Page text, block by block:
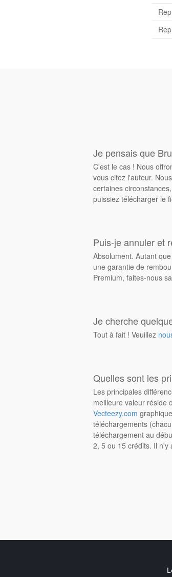
Je pensais que
C'est le cas ! Nous
vous citez l'auteur.
certaines
puissiez télécharger le
Puis-je annuler et
Absolument. Autant
une garantie de
Premium, faites-nous
Je cherche
Tout à fait ! Veuillez
Quelles sont les
Les principales
meilleure valeur réside
Vecteezy.com
téléchargements
téléchargement au
2, 5 ou 15 crédits. Il n'y